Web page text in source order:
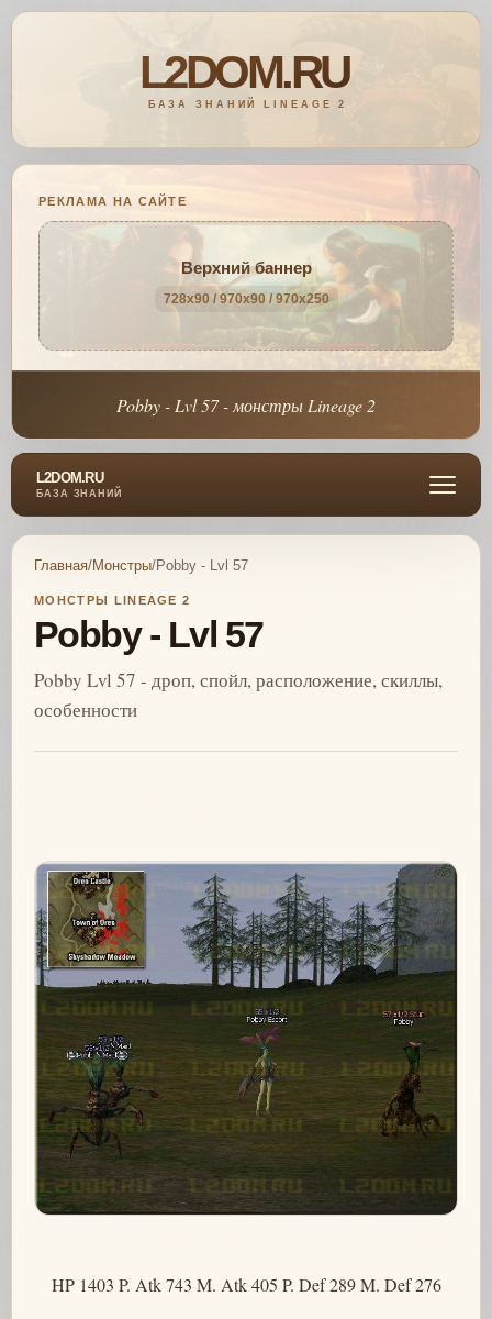
РЕКЛАМА НА САЙТЕ
Верхний баннер
728x90 / 970x90 / 970x250
Pobby - Lvl 57 - монстры Lineage 2
L2DOM.RU
БАЗА ЗНАНИЙ
Главная/Монстры/Pobby - Lvl 57
МОНСТРЫ LINEAGE 2
Pobby - Lvl 57
Pobby Lvl 57 - дроп, спойл, расположение, скиллы,
особенности
HP 1403 P. Atk 743 M. Atk 405 P. Def 289 M. Def 276